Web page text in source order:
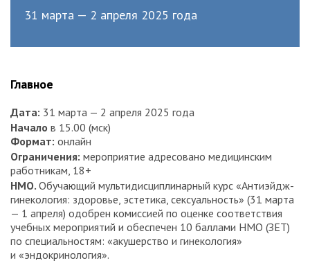
31 марта — 2 апреля 2025 года
Главное
Дата: 31 марта — 2 апреля 2025 года
Начало в 15.00 (мск)
Формат: онлайн
Ограничения: мероприятие адресовано медицинским
работникам, 18+
НМО. Обучающий мультидисциплинарный курс «Антиэйдж-
гинекология: здоровье, эстетика, сексуальность» (31 марта
— 1 апреля) одобрен комиссией по оценке соответствия
учебных мероприятий и обеспечен 10 баллами НМО (ЗЕТ)
по специальностям: «акушерство и гинекология»
и «эндокринология».